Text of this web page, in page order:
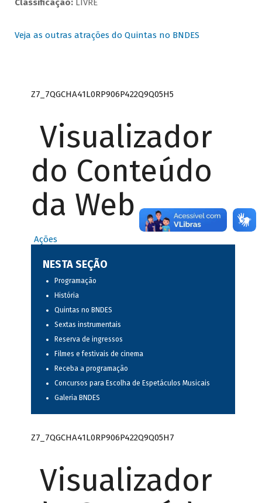
Classificação: LIVRE
Veja as outras atrações do Quintas no BNDES
Z7_7QGCHA41L0RP906P422Q9Q05H5
Visualizador
do Conteúdo
da Web
Ações
NESTA SEÇÃO
Programação
História
Quintas no BNDES
Sextas instrumentais
Reserva de ingressos
Filmes e festivais de cinema
Receba a programação
Concursos para Escolha de Espetáculos Musicais
Galeria BNDES
Z7_7QGCHA41L0RP906P422Q9Q05H7
Visualizador